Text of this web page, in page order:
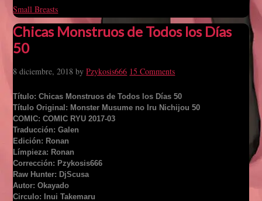
Small Breasts
Chicas Monstruos de Todos los Días
50
8 diciembre, 2018 byPzykosis666 15 Comments
Título: Chicas Monstruos de Todos los Días 50
Título Original: Monster Musume no Iru Nichijou 50
COMIC: COMIC RYU 2017-03
Traducción: Galen
Edición: Ronan
Límpieza: Ronan
Corrección: Pzykosis666
Raw Hunter: DjScusa
Autor: Okayado
Circulo: Inui Takemaru